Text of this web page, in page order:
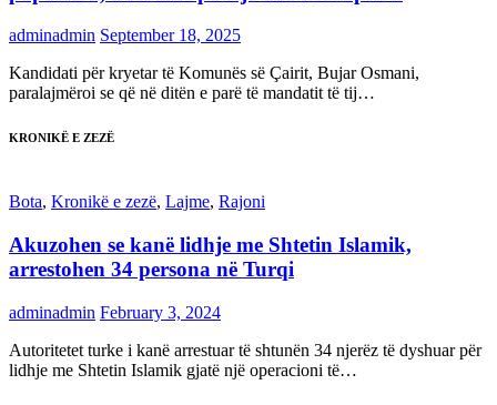
adminadmin September 18, 2025
Kandidati për kryetar të Komunës së Çairit, Bujar Osmani,
paralajmëroi se që në ditën e parë të mandatit të tij…
KRONIKË E ZEZË
Bota, Kronikë e zezë, Lajme, Rajoni
Akuzohen se kanë lidhje me Shtetin Islamik,
arrestohen 34 persona në Turqi
adminadmin February 3, 2024
Autoritetet turke i kanë arrestuar të shtunën 34 njerëz të dyshuar për
lidhje me Shtetin Islamik gjatë një operacioni të…